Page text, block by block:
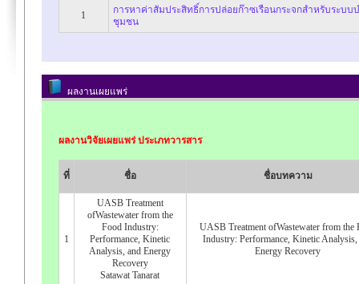
1
การหาค่าสัมประสิทธิ์การปล่อยก๊าซเรือนกระจกสำหรับระบ
ชุมชน
ผลงานเผยแพร่
ผลงานวิจัยเผยแพร่ ประเภทวารสาร
ที่ ชื่อ ชื่อบทความ
1
UASB Treatment
ofWastewater from the
Food Industry:
Performance, Kinetic
Analysis, and Energy
Recovery
Satawat Tanarat
UASB Treatment ofWastewater from the
Industry: Performance, Kinetic Analysis,
Energy Recovery